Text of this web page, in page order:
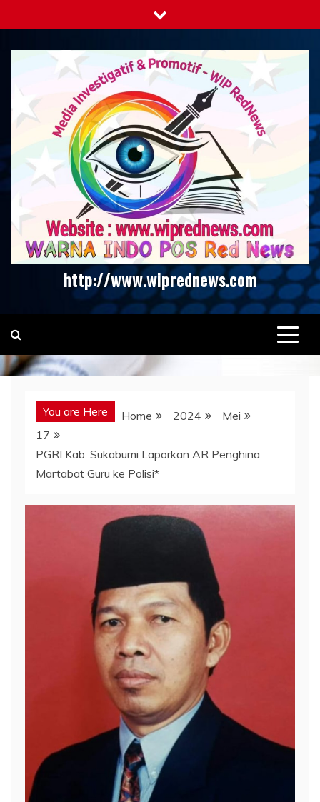
to
content
http://www.wiprednews.com
You are Here Home 2024
Mei
17
PGRI Kab. Sukabumi Laporkan AR Penghina
Martabat Guru ke Polisi*